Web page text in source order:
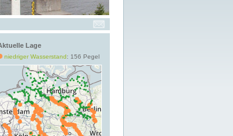
Lage
niedriger Wasserstand: 156 Pegel